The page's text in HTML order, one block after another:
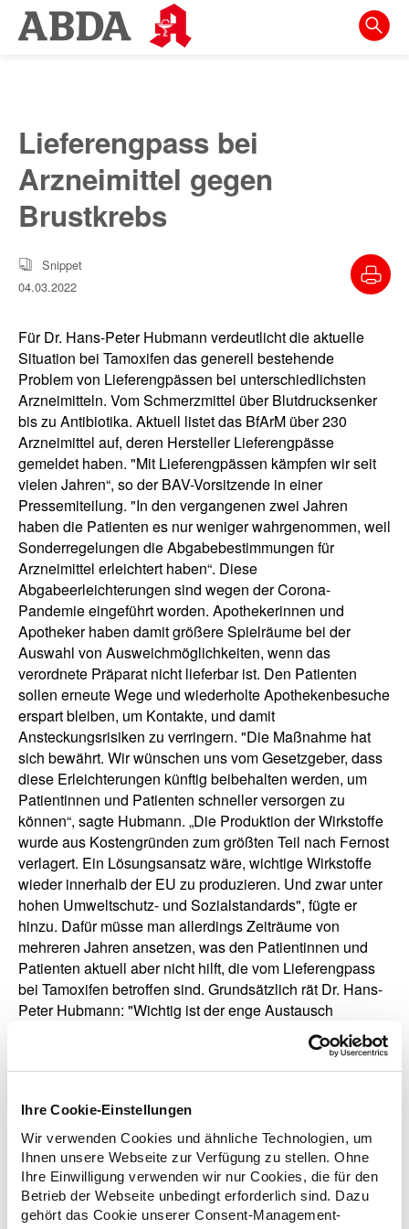
Ihre Cookie-Einstellungen
Wir verwenden Cookies und ähnliche Technologien, um
Ihnen unsere Webseite zur Verfügung zu stellen. Ohne
Ihre Einwilligung verwenden wir nur Cookies, die für den
Betrieb der Webseite unbedingt erforderlich sind. Dazu
gehört das Cookie unserer Consent-Management-
Springe
direkt
zur
Meta-
Navigation
Inhalt
zur
Lieferengpass bei
Arzneimittel gegen
Brustkrebs
Snippet
04.03.2022
Für Dr. Hans-Peter Hubmann verdeutlicht die aktuelle
Situation bei Tamoxifen das generell bestehende
Problem von Lieferengpässen bei unterschiedlichsten
Arzneimitteln. Vom Schmerzmittel über Blutdrucksenker
bis zu Antibiotika. Aktuell listet das BfArM über 230
Arzneimittel auf, deren Hersteller Lieferengpässe
gemeldet haben. "Mit Lieferengpässen kämpfen wir seit
vielen Jahren“, so der BAV-Vorsitzende in einer
Pressemiteilung. "In den vergangenen zwei Jahren
haben die Patienten es nur weniger wahrgenommen, weil
Sonderregelungen die Abgabebestimmungen für
Arzneimittel erleichtert haben“. Diese
Abgabeerleichterungen sind wegen der Corona-
Pandemie eingeführt worden. Apothekerinnen und
Apotheker haben damit größere Spielräume bei der
Auswahl von Ausweichmöglichkeiten, wenn das
verordnete Präparat nicht lieferbar ist. Den Patienten
sollen erneute Wege und wiederholte Apothekenbesuche
erspart bleiben, um Kontakte, und damit
Ansteckungsrisiken zu verringern. "Die Maßnahme hat
sich bewährt. Wir wünschen uns vom Gesetzgeber, dass
diese Erleichterungen künftig beibehalten werden, um
Patientinnen und Patienten schneller versorgen zu
können“, sagte Hubmann. „Die Produktion der Wirkstoffe
wurde aus Kostengründen zum größten Teil nach Fernost
verlagert. Ein Lösungsansatz wäre, wichtige Wirkstoffe
wieder innerhalb der EU zu produzieren. Und zwar unter
hohen Umweltschutz- und Sozialstandards", fügte er
hinzu. Dafür müsse man allerdings Zeiträume von
mehreren Jahren ansetzen, was den Patientinnen und
Patienten aktuell aber nicht hilft, die vom Lieferengpass
bei Tamoxifen betroffen sind. Grundsätzlich rät Dr. Hans-
Peter Hubmann: "Wichtig ist der enge Austausch
versorgender Apotheke. So kann geprüft werden, ob
Importe aus dem Ausland möglich ist, für eine bestimmte
welche weiteren Behandlungsmöglichkeiten es gibt, bis
der Lieferengpass behoben ist“.